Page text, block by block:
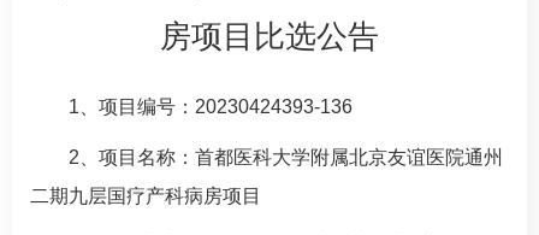
房项目比选公告
1 、项目编号： 20230424393-136
2、项目名称：首都医科大学附属北京友谊医院通州
二期九层国疗产科病房项目